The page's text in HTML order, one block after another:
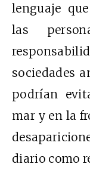
lenguaje
las
sociedades
podrían
mar y en la
diario como